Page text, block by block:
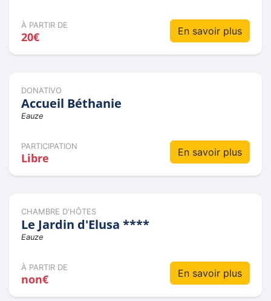
À PARTIR DE
20€ En savoir plus
DONATIVO
Accueil Béthanie
Eauze
PARTICIPATION
Libre En savoir plus
CHAMBRE D'HÔTES
Le Jardin d'Elusa ****
Eauze
À PARTIR DE
non€ En savoir plus